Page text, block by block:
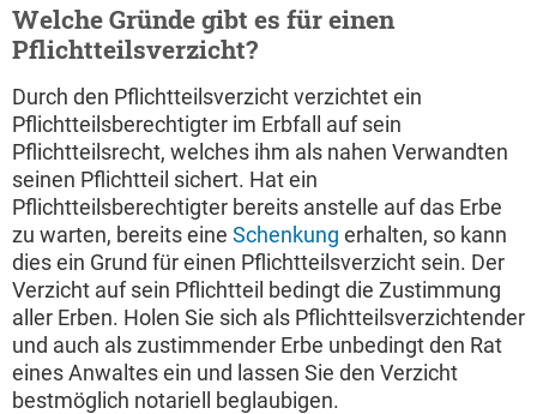
Welche Gründe gibt es für einen
Pflichtteilsverzicht?
Durch den Pflichtteilsverzicht verzichtet ein
Pflichtteilsberechtigter im Erbfall auf sein
Pflichtteilsrecht, welches ihm als nahen Verwandten
seinen Pflichtteil sichert. Hat ein
Pflichtteilsberechtigter bereits anstelle auf das Erbe
zu warten, bereits eine Schenkung erhalten, so kann
dies ein Grund für einen Pflichtteilsverzicht sein. Der
Verzicht auf sein Pflichtteil bedingt die Zustimmung
aller Erben. Holen Sie sich als Pflichtteilsverzichtender
und auch als zustimmender Erbe unbedingt den Rat
eines Anwaltes ein und lassen Sie den Verzicht
bestmöglich notariell beglaubigen.